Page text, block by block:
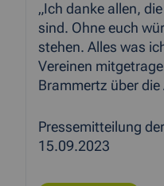
„Ich danke allen,
sind. Ohne euch
stehen. Alles was
Vereinen
Brammertz über
Pressemitteilung
15.09.2023